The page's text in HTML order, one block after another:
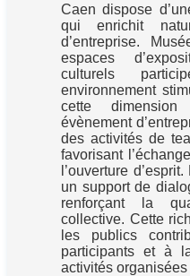
Caen dispose
qui enrichit
d’entreprise.
espaces
culturels
environnement
cette
évènement
des activités de
favorisant
l’ouverture
un support de
renforçant la
collective. Cette
les publics
participants et à
activités organisées